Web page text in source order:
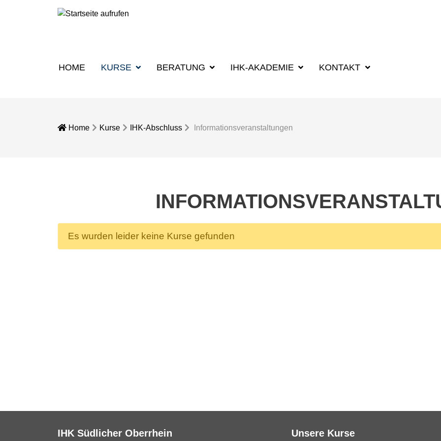
HOME KURSE BERATUNG IHK-AKADEMIE KONTAKT
Home Kurse IHK-Abschluss Informationsveranstaltungen
Es wurden leider keine Kurse gefunden
IHK Südlicher Oberrhein Unsere Kurse